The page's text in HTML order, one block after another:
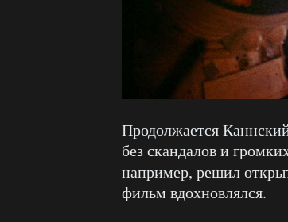
Продолжается
без скандалов и
например, решил
фильм вдохновлялся.